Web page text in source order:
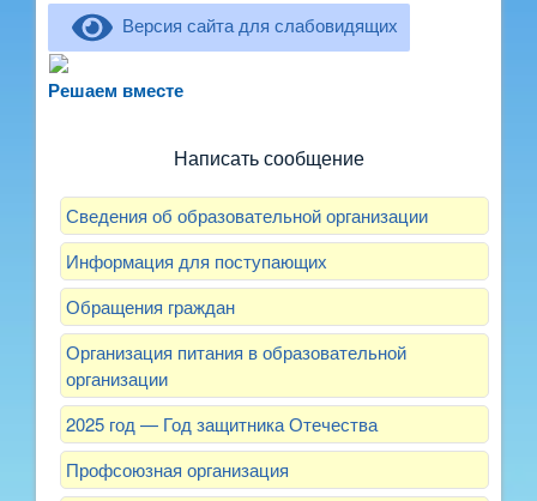
Версия сайта для слабовидящих
Решаем вместерассказать о воспитателях? Знаете, как
Написать сообщение
Сведения об образовательной организации
Информация для поступающих
Обращения граждан
Организация питания в образовательной
организации
2025 год — Год защитника Отечества
Профсоюзная организация